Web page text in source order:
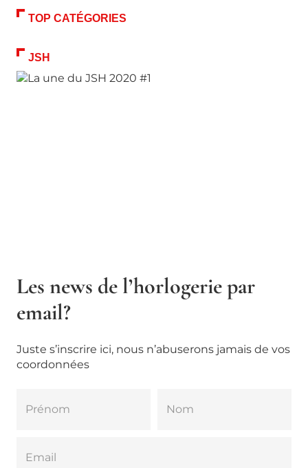
TOP CATÉGORIES
JSH
Les news de l’horlogerie par
email?
Juste s’inscrire ici, nous n’abuserons jamais de vos
coordonnées